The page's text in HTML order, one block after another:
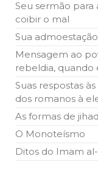
Islâmico no Brasil
no ano novo
todos os irmãos e
Falecimento
(A.S.)
Em nome de Deus,
data em que
muçulmanos, o
(A.S.), conhecido
Seu sermão
coibir o mal
Sua admoestação
Mensagem ao
rebeldia,
Suas respostas
dos romanos à
As formas de
O Monoteísmo
Ditos do Imam al-